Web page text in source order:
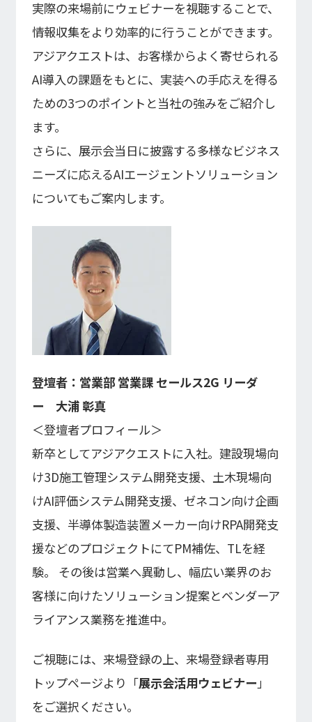
実際の来場前にウェビナーを視聴することで、
情報収集をより効率的に行うことができます。
アジアクエストは、お客様からよく寄せられる
AI導入の課題をもとに、実装への手応えを得る
ための3つのポイントと当社の強みをご紹介し
ます。
さらに、展示会当日に披露する多様なビジネス
ニーズに応えるAIエージェントソリューション
についてもご案内します。
登壇者：営業部 営業課 セールス2G リーダ
ー 大浦 彰真
＜登壇者プロフィール＞
新卒としてアジアクエストに入社。建設現場向
け3D施工管理システム開発支援、土木現場向
けAI評価システム開発支援、ゼネコン向け企画
支援、半導体製造装置メーカー向けRPA開発支
援などのプロジェクトにてPM補佐、TLを経
験。 その後は営業へ異動し、幅広い業界のお
客様に向けたソリューション提案とベンダーア
ライアンス業務を推進中。
ご視聴には、来場登録の上、来場登録者専用
トップページより「展示会活用ウェビナー」
をご選択ください。